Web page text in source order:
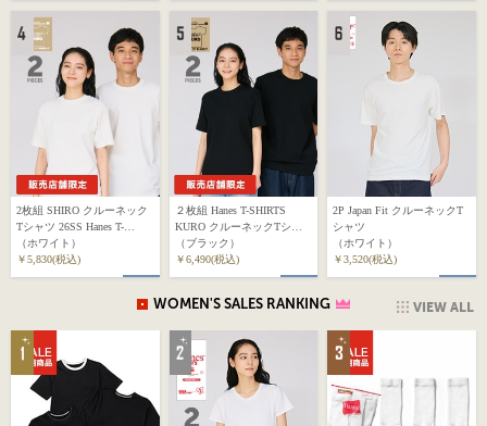
2枚組 SHIRO クルーネック
Tシャツ 26SS Hanes T-
SHIRTS SHIRO (HM1-D701)
（ホワイト）
￥5,830(税込)
２枚組 Hanes T-SHIRTS
KURO クルーネックTシャ
ツ 26SS ヘインズ(HM1-
D702)
（ブラック）
￥6,490(税込)
2P Japan Fit クルーネックT
シャツ
（ホワイト）
￥3,520(税込)
VIEW ALL
WOMEN'S SALES RANKING